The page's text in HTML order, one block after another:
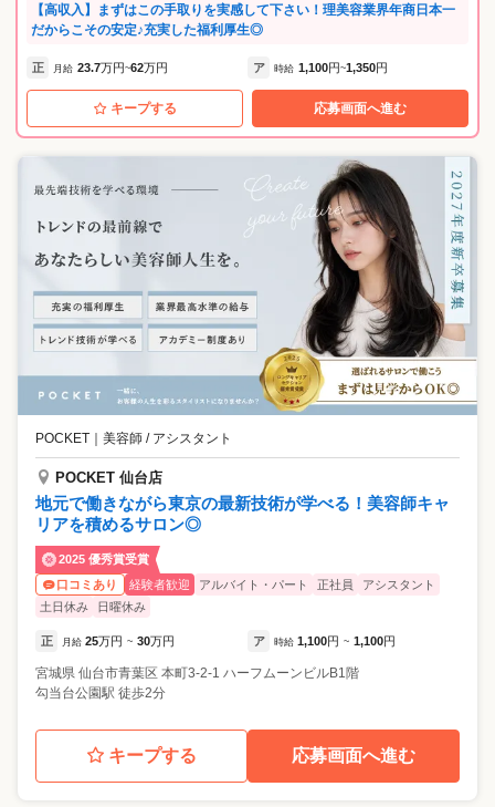
【高収入】まずはこの手取りを実感して下さい！理美容業界年商日本一
だからこその安定♪充実した福利厚生◎
正 月給 23.7万円~62万円 ア 時給 1,100円~1,350円
キープする 応募画面へ進む
POCKET 美容師 / アシスタント
POCKET 仙台店
地元で働きながら東京の最新技術が学べる！美容師キャ
リアを積めるサロン◎
2025 優秀賞受賞
口コミあり
経験者歓迎 アルバイト・パート 正社員
アシスタント
土日休み
日曜休み
正 月給 25万円 ~ 30万円 ア 時給 1,100円 ~ 1,100円
宮城県 仙台市青葉区 本町3-2-1 ハーフムーンビルB1階
勾当台公園駅 徒歩2分
キープする 応募画面へ進む